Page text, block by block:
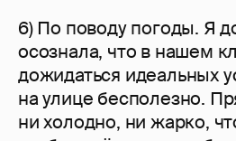
6) По поводу погоды. Я
осознала, что в нашем
дожидаться идеальных
на улице бесполезно.
ни холодно, ни жарко,